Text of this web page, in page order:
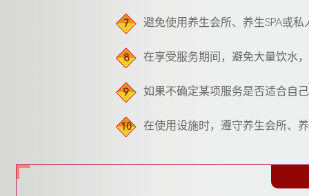
7 避免使用养生会所、养生SPA或
8 在享受服务期间，避免大量饮水
9 如果不确定某项服务是否适合自
10 在使用设施时，遵守养生会所、